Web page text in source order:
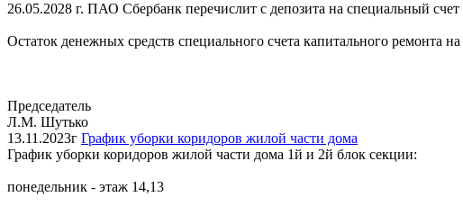
26.05.2028 г. ПАО Сбербанк перечислит с депозита на специальный
Остаток денежных средств специального счета капитального ремонта
Председатель
Л.М. Шутько
13.11.2023г График уборки коридоров жилой части дома
График уборки коридоров жилой части дома 1й и 2й блок секции:
понедельник - этаж 14,13